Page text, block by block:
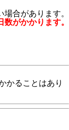
合があります。
がかかります。
かることはあり